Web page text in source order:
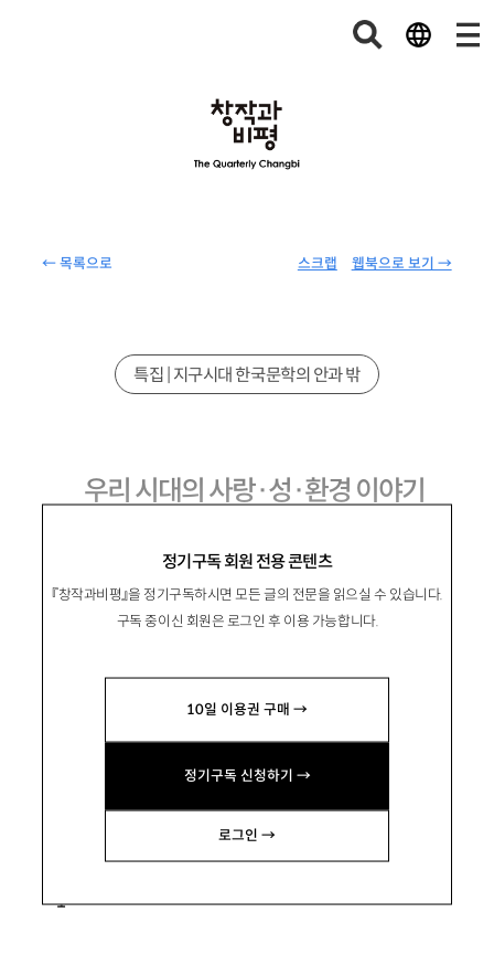
← 목록으로 웹북으로 보기 →
스크랩
정기구독 회원 전용 콘텐츠
『창작과비평』을 정기구독하시면 모든 글의 전문을 읽으실 수 있습니다.
구독 중이신 회원은 로그인 후 이용 가능합니다.
10일 이용권 구매 →
정기구독 신청하기 →
로그인 →
특집 | 지구시대 한국문학의 안과 밖
우리 시대의 사랑·성·환경 이야기
한기욱韓基煜
문학평론가. 인제대 영문과 교수. 주요 평론으로
1